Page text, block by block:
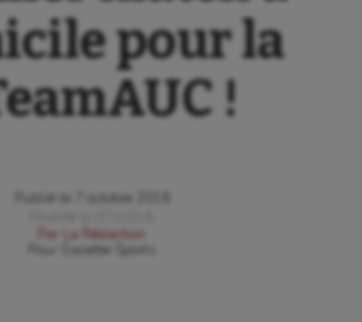
pour la
!
Publié le
7 octobre 2016
Par
La Rédaction
Gazette Sports